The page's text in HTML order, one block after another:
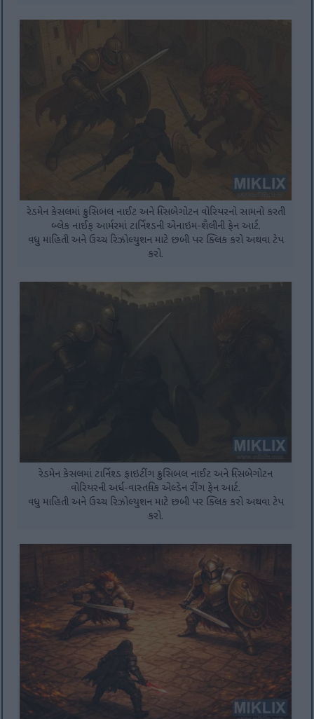
રેડમેન કેસલમાં ક્રુસિબલ નાઈટ અને મિસબેગોટન વોરિયરનો સામનો કરતી
બ્લેક નાઈફ આર્મરમાં ટાર્નિશ્ડની એનાઇમ-શૈલીની ફેન આર્ટ.
વધુ માહિતી અને ઉચ્ચ રિઝોલ્યુશન માટે છબી પર ક્લિક કરો અથવા ટેપ
કરો.
રેડમેન કેસલમાં ટાર્નિશ્ડ ફાઇટીંગ ક્રુસિબલ નાઈટ અને મિસબેગોટન
વોરિયરની અર્ધ-વાસ્તવિક એલ્ડેન રીંગ ફેન આર્ટ.
વધુ માહિતી અને ઉચ્ચ રિઝોલ્યુશન માટે છબી પર ક્લિક કરો અથવા ટેપ
કરો.